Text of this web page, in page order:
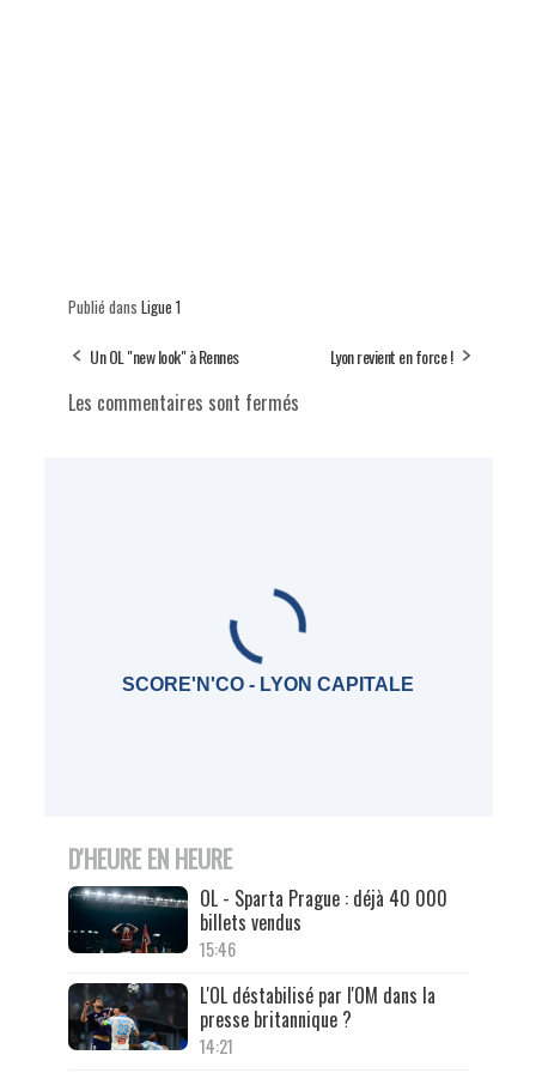
Publié dans Ligue 1
Un OL "new look" à Rennes Lyon revient en force !
Les commentaires sont fermés
SCORE'N'CO - LYON CAPITALE
D'HEURE EN HEURE
OL - Sparta Prague : déjà 40 000
billets vendus
15:46
L'OL déstabilisé par l'OM dans la
presse britannique ?
14:21